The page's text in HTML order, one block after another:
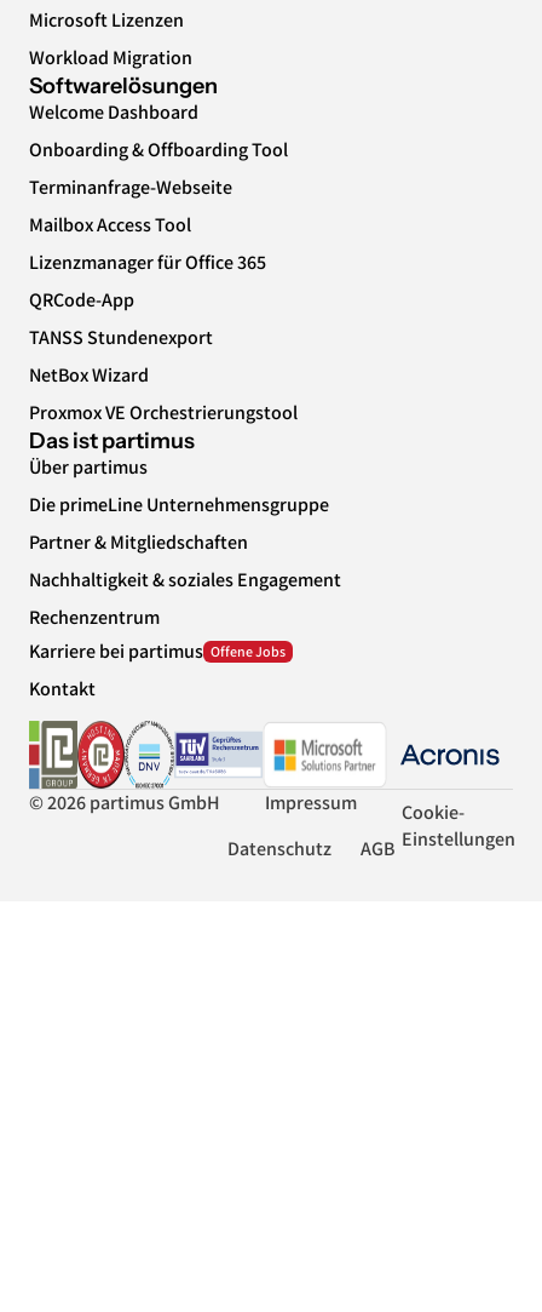
Microsoft Lizenzen
Workload Migration
Softwarelösungen
Welcome Dashboard
Onboarding & Offboarding Tool
Terminanfrage-Webseite
Mailbox Access Tool
Lizenzmanager für Office 365
QRCode-App
TANSS Stundenexport
NetBox Wizard
Proxmox VE Orchestrierungstool
Das ist partimus
Über partimus
Die primeLine Unternehmensgruppe
Partner & Mitgliedschaften
Nachhaltigkeit & soziales Engagement
Rechenzentrum
Karriere bei partimus
Kontakt
© 2026 partimus GmbH
Impressum
Datenschutz
AGB
Cookie-
Einstellungen